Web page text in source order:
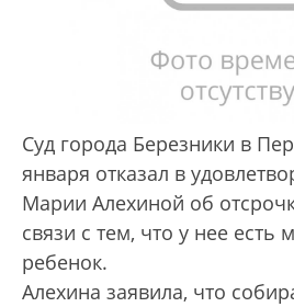
Суд города Березники в
января отказал в
Марии Алехиной об
связи с тем, что у нее есть
ребенок.
Алехина заявила, что